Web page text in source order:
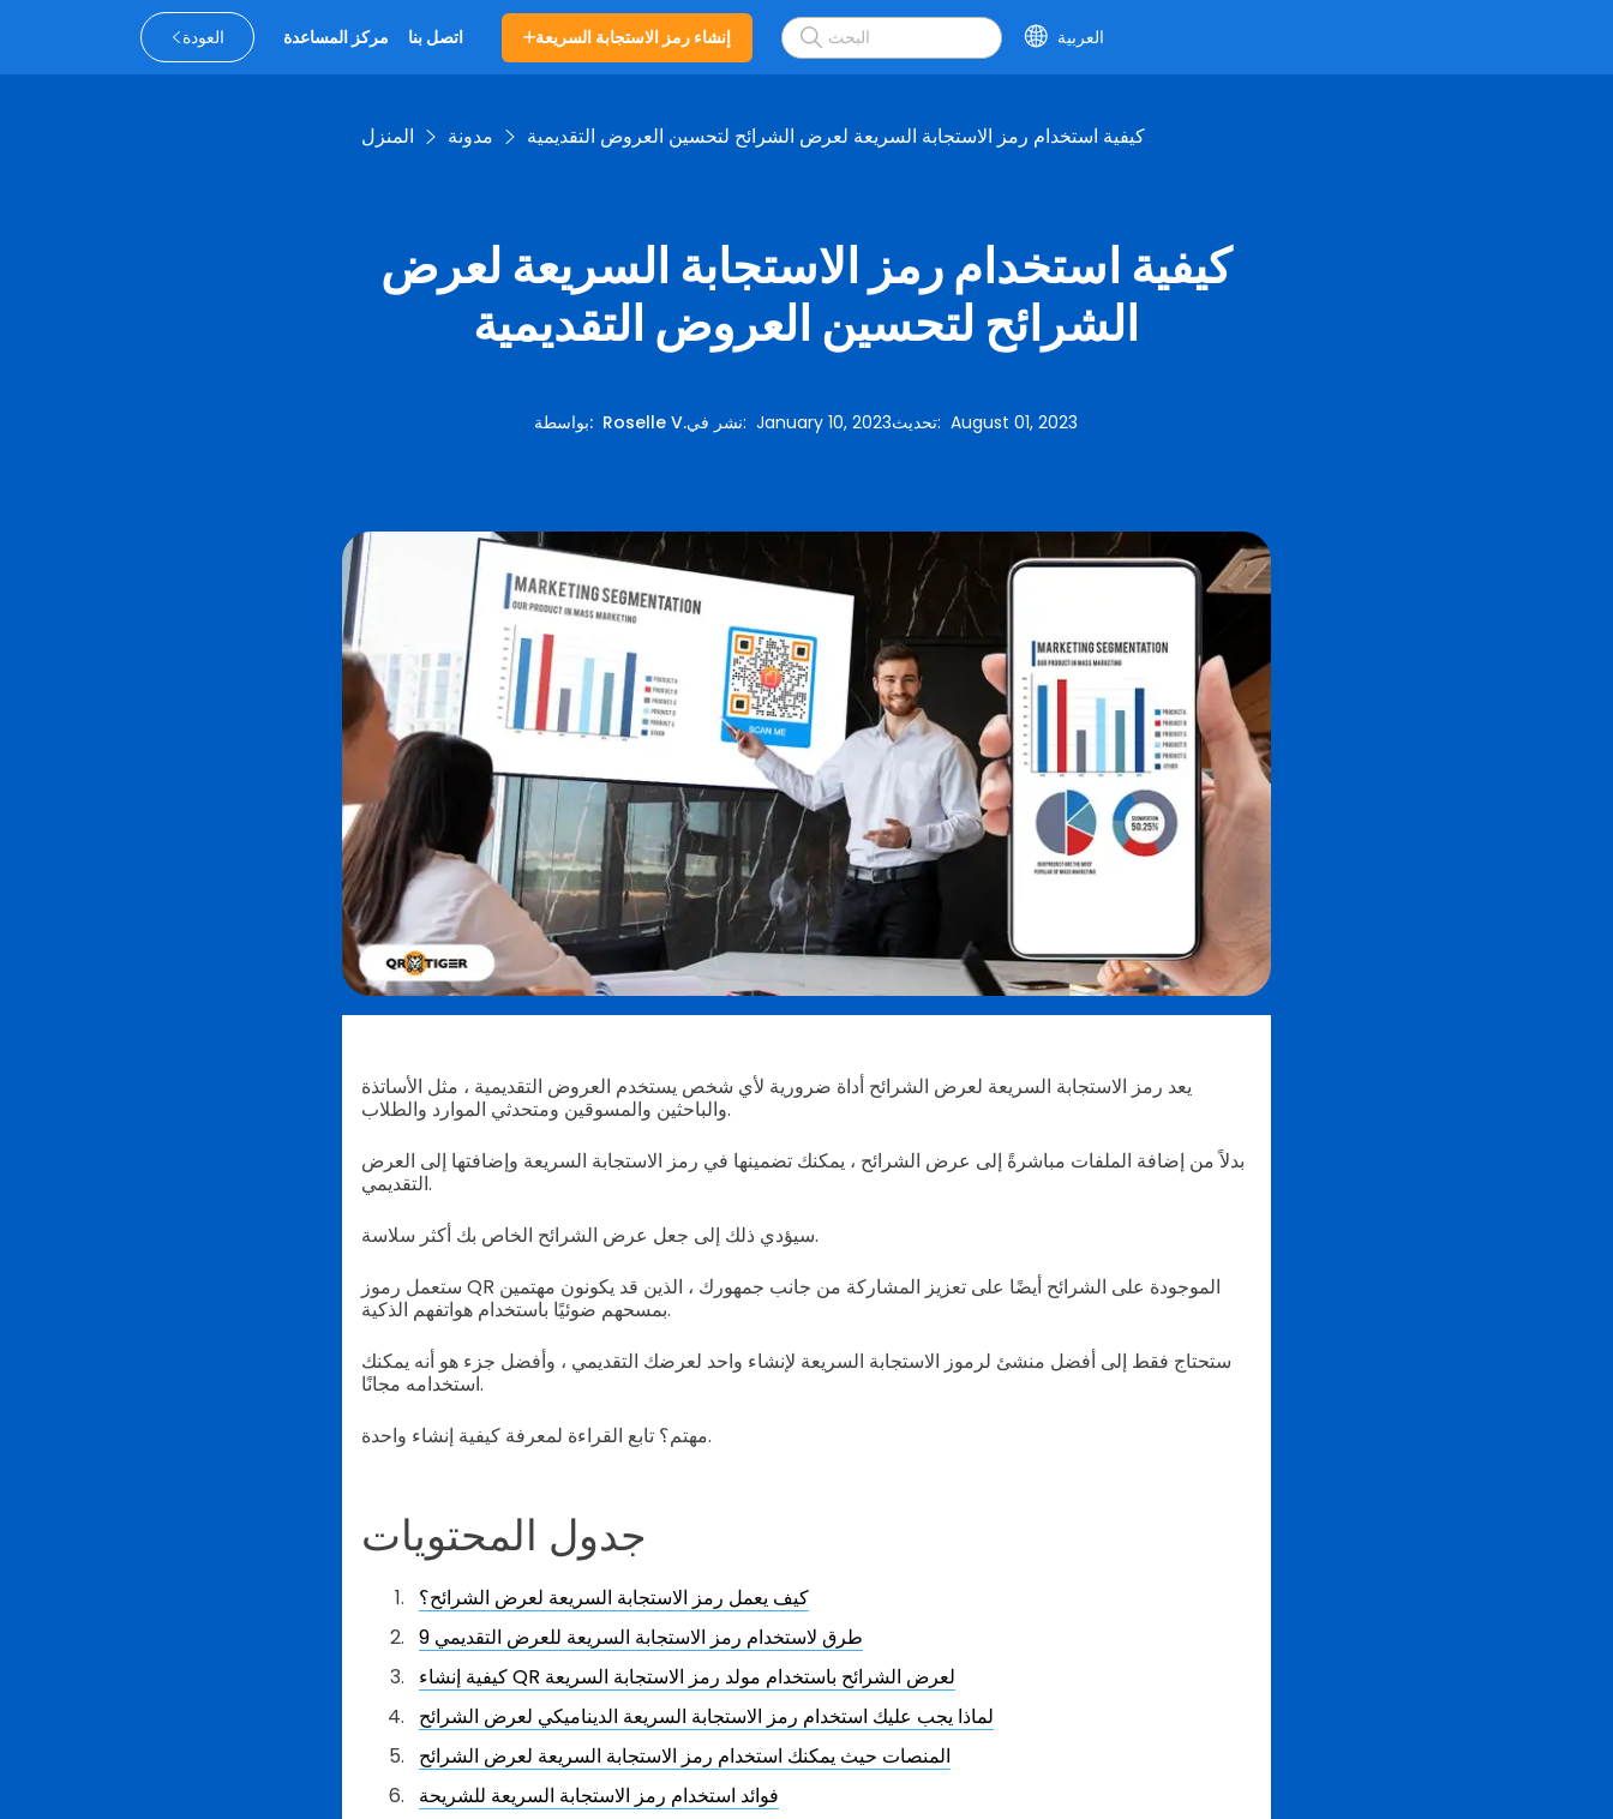
العودة مركز المساعدة اتصل بنا إنشاء رمز الاستجابة السريعة العربية
المنزل مدونة كيفية استخدام رمز الاستجابة السريعة لعرض الشرائح لتحسين العروض التقديمية
كيفية استخدام رمز الاستجابة السريعة لعرض
الشرائح لتحسين العروض التقديمية
بواسطة: Roselle V.نشر في:January 10, 2023تحديث:August 01, 2023
يعد رمز الاستجابة السريعة لعرض الشرائح أداة ضرورية لأي شخص يستخدم العروض التقديمية ، مثل الأساتذة
والباحثين والمسوقين ومتحدثي الموارد والطلاب.
بدلاً من إضافة الملفات مباشرةً إلى عرض الشرائح ، يمكنك تضمينها في رمز الاستجابة السريعة وإضافتها إلى العرض
التقديمي.
سيؤدي ذلك إلى جعل عرض الشرائح الخاص بك أكثر سلاسة.
ستعمل رموز QR الموجودة على الشرائح أيضًا على تعزيز المشاركة من جانب جمهورك ، الذين قد يكونون مهتمين
بمسحهم ضوئيًا باستخدام هواتفهم الذكية.
ستحتاج فقط إلى أفضل منشئ لرموز الاستجابة السريعة لإنشاء واحد لعرضك التقديمي ، وأفضل جزء هو أنه يمكنك
استخدامه مجانًا.
مهتم؟ تابع القراءة لمعرفة كيفية إنشاء واحدة.
جدول المحتويات
كيف يعمل رمز الاستجابة السريعة لعرض الشرائح؟
9 طرق لاستخدام رمز الاستجابة السريعة للعرض التقديمي
كيفية إنشاء QR لعرض الشرائح باستخدام مولد رمز الاستجابة السريعة
لماذا يجب عليك استخدام رمز الاستجابة السريعة الديناميكي لعرض الشرائح
المنصات حيث يمكنك استخدام رمز الاستجابة السريعة لعرض الشرائح
فوائد استخدام رمز الاستجابة السريعة للشريحة